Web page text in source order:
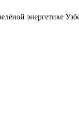
энергетике